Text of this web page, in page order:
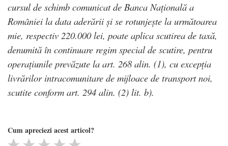
cursul de schimb comunicat de Banca Națională a
României la data aderării și se rotunjește la următoarea
mie, respectiv 220.000 lei, poate aplica scutirea de taxă,
denumită în continuare regim special de scutire, pentru
operațiunile prevăzute la art. 268 alin. (1), cu excepția
livrărilor intracomunitare de mijloace de transport noi,
scutite conform art. 294 alin. (2) lit. b).
Cum apreciezi acest articol?